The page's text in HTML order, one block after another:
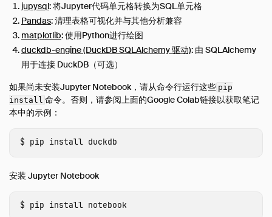
数据库集成
文件格式
网络和云存储
Meta 查询
ODBC
性能
Python
安装
Jupyter Notebooks
从Pandas导入
jupysql: 将Jupyter代码单元格转换为SQL单元格
Pandas: 清理表格可视化并与其他分析兼容
matplotlib: 使用Python进行绘图
duckdb-engine (DuckDB SQLAlchemy 驱动): 由 SQLAlchemy
用于连接 DuckDB（可选）
如果尚未安装Jupyter Notebook，请从命令行运行这些 pip
install 命令。否则，请参阅上面的Google Colab链接以获取笔记
本中的示例：
pip install duckdb
安装 Jupyter Notebook
pip install